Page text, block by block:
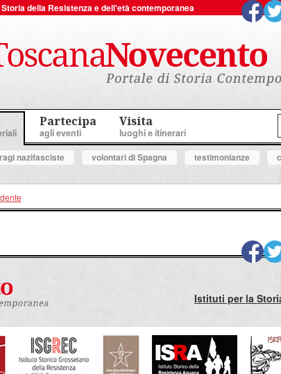
della Resistenza e dell'età contemporanea
Partecipa
agli eventi
Visita
luoghi e itinerari
nazifasciste volontari di Spagna testimonianze
Istituti per la